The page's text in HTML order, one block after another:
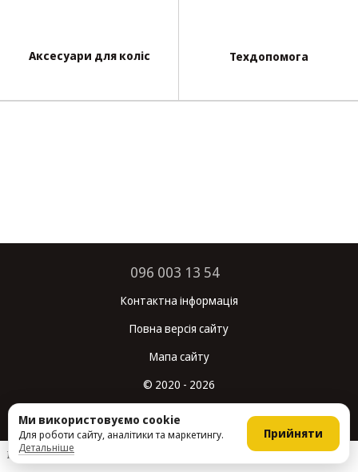
Аксесуари для коліс Техдопомога
096 003 13 54
Контактна інформація
Повна версія сайту
Мапа сайту
© 2020 - 2026
Інтернет-магазин створений з Хорошоп
Ми використовуємо cookie
Для роботи сайту, аналітики та маркетингу.
Детальніше
Прийняти